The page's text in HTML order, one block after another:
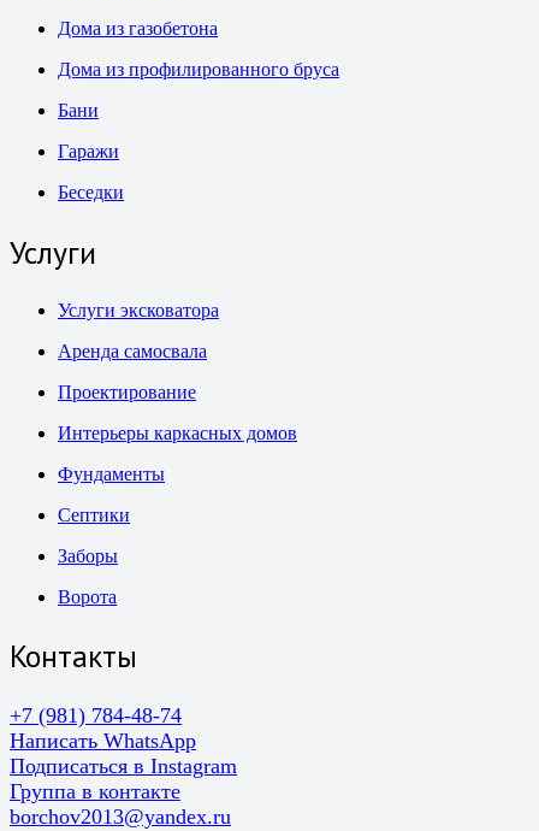
Дома из газобетона
Дома из профилированного бруса
Бани
Гаражи
Беседки
Услуги
Услуги эксковатора
Аренда самосвала
Проектирование
Интерьеры каркасных домов
Фундаменты
Септики
Заборы
Ворота
Контакты
+7 (981) 784-48-74
Написать WhatsApp
Подписаться в Instagram
Группа в контакте
borchov2013@yandex.ru